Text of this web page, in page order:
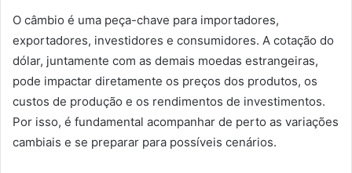
O câmbio é uma peça-chave para importadores,
exportadores, investidores e consumidores. A cotação do
dólar, juntamente com as demais moedas estrangeiras,
pode impactar diretamente os preços dos produtos, os
custos de produção e os rendimentos de investimentos.
Por isso, é fundamental acompanhar de perto as variações
cambiais e se preparar para possíveis cenários.